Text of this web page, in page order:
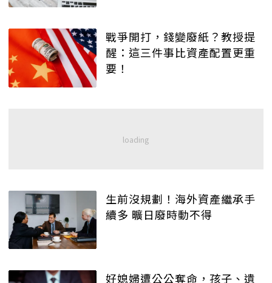
戰爭開打，錢變廢紙？教授提
醒：這三件事比資產配置更重
要！
生前沒規劃！海外資產繼承手
續多 曠日廢時動不得
好媳婦遭公公奪命，孩子、遺